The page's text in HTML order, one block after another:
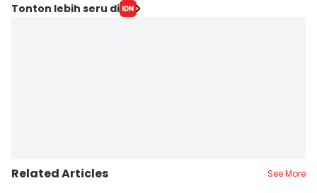
Tonton lebih seru di
Related Articles See More